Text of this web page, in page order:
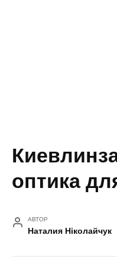
оптика
АВТОР
Наталия Ніколайчук